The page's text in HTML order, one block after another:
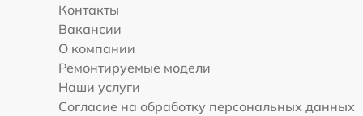
Контакты
Вакансии
О компании
Ремонтируемые модели
Наши услуги
Согласие на обработку персональных данных